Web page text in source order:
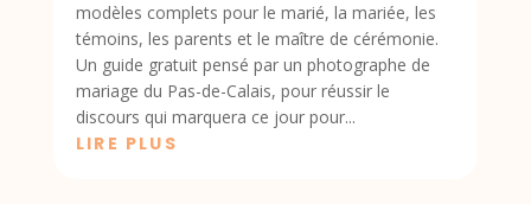
modèles complets pour le marié, la mariée, les
témoins, les parents et le maître de cérémonie.
Un guide gratuit pensé par un photographe de
mariage du Pas-de-Calais, pour réussir le
discours qui marquera ce jour pour...
LIRE PLUS